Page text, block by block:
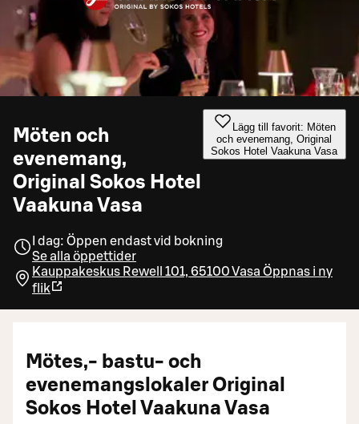
Möten och
evenemang,
Original Sokos Hotel
Vaakuna Vasa
Lägg till favorit: Möten
och evenemang, Original
Sokos Hotel Vaakuna Vasa
I dag: Öppen endast vid bokning
Se alla öppettider
Kauppakeskus Rewell 101, 65100 Vasa Öppnas i ny
flik
Mötes,- bastu- och
evenemangslokaler Original
Sokos Hotel Vaakuna Vasa